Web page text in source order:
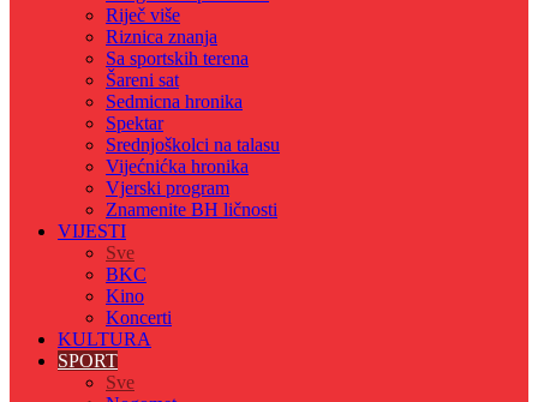
Riječ više
Riznica znanja
Sa sportskih terena
Šareni sat
Sedmicna hronika
Spektar
Srednjoškolci na talasu
Vijećnićka hronika
Vjerski program
Znamenite BH ličnosti
VIJESTI
Sve
BKC
Kino
Koncerti
KULTURA
SPORT
Sve